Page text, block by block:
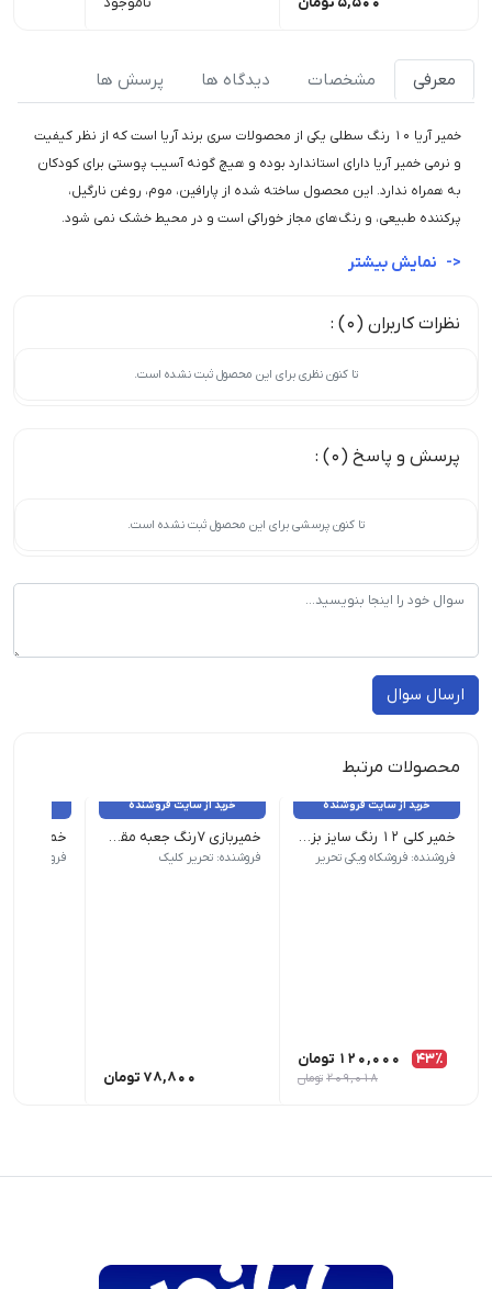
معرفی مشخصات دیدگاه ها پرسش ها
خمیر آریا ۱۰ رنگ سطلی یکی از محصولات سری برند آریا است که از نظر کیفیت
و نرمی خمیر آریا دارای استاندارد بوده و هیچ گونه آسیب پوستی برای کودکان
به همراه ندارد. این محصول ساخته شده از پارافین، موم، روغن نارگیل،
پرکننده طبیعی، و رنگ‌های مجاز خوراکی است و در محیط خشک نمی شود.
نظرات کاربران (0) :
تا کنون نظری برای این محصول ثبت نشده است.
پرسش و پاسخ (0) :
تا کنون پرسشی برای این محصول ثبت نشده است.
ارسال سوال
محصولات مرتبط
خرید از سایت فروشنده
خمیر کلی ۱۲ رنگ سایز بزرگ وزن 10 گرم نام محصول| خمیر کلی 12 رنگ سایز بزرگ طرح رنگ | 12 رنگ
فروشنده: فروشکاه ویکی تحریر
43٪ 120,000 تومان
209,018 تومان
خرید از سایت فروشنده
خمیربازی 7رنگ جعبه مقوا نوآوران
فروشنده: تحریر کلیک
78,800 تومان
فروشنده: